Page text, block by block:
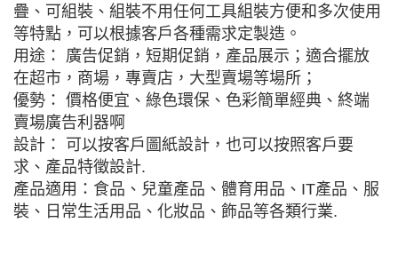
疊、可組裝、組裝不用任何工具組裝方便和多次使用
等特點，可以根據客戶各種需求定製造。
用途： 廣告促銷，短期促銷，產品展示；適合擺放
在超市，商場，專賣店，大型賣場等場所；
優勢： 價格便宜、綠色環保、色彩簡單經典、終端
賣場廣告利器啊
設計： 可以按客戶圖紙設計，也可以按照客戶要
求、產品特徵設計.
產品適用：食品、兒童產品、體育用品、IT產品、服
裝、日常生活用品、化妝品、飾品等各類行業.